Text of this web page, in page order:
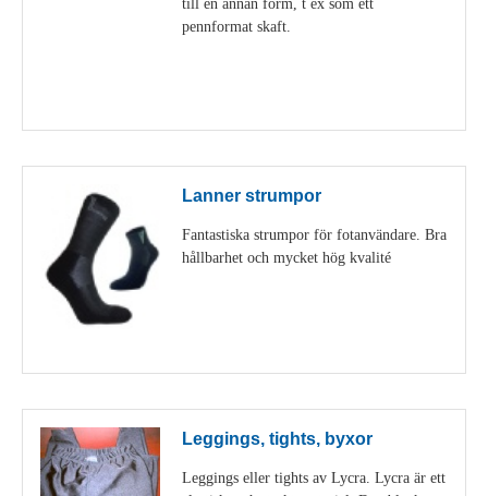
pennformat skaft.
Lanner strumpor
Fantastiska strumpor för fotanvändare. Bra
hållbarhet och mycket hög kvalité
Leggings, tights, byxor
Leggings eller tights av Lycra. Lycra är ett